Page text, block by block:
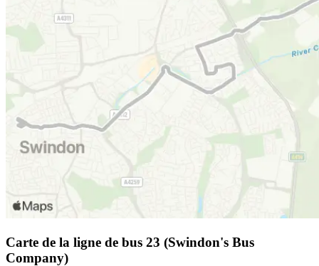
Carte de la ligne de bus 23 (Swindon's Bus
Company)